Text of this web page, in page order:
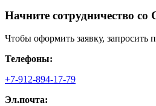
Начните сотрудничество
Чтобы оформить заявку, запросить
Телефоны:
+7-912-894-17-79
Эл.почта: